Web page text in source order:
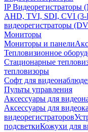
IP
AHD, TVI, SDI, CVI
видеорегистраторы
Мониторы
Мониторы и панели
Тепловизионное
Стационарные
тепловизоры
Софт для
Пульты управления
Аксессуары для
Аксессуары для
видеорегистраторов
подсветкиКожухи для